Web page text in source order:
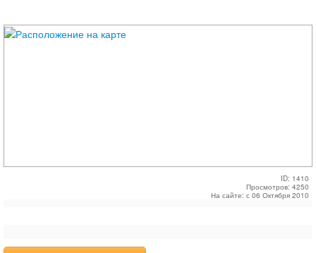
ID: 1410
Просмотров: 4250
На сайте: с 06 Октября 2010